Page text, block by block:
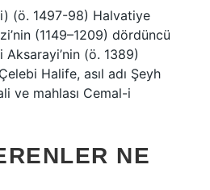
(ö. 1497-98) Halvatiye
(1149–1209) dördüncü
(ö. 1389)
Halife, asıl adı Şeyh
ve mahlası Cemal-i
NE